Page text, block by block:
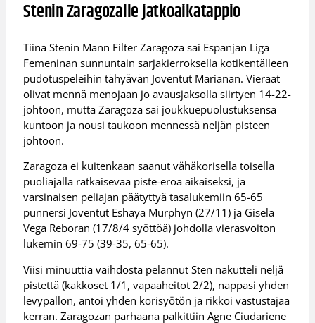
Stenin Zaragozalle jatkoaikatappio
Tiina Stenin Mann Filter Zaragoza sai Espanjan Liga
Femeninan sunnuntain sarjakierroksella kotikentälleen
pudotuspeleihin tähyävän Joventut Marianan. Vieraat
olivat mennä menojaan jo avausjaksolla siirtyen 14-22-
johtoon, mutta Zaragoza sai joukkuepuolustuksensa
kuntoon ja nousi taukoon mennessä neljän pisteen
johtoon.
Zaragoza ei kuitenkaan saanut vähäkorisella toisella
puoliajalla ratkaisevaa piste-eroa aikaiseksi, ja
varsinaisen peliajan päätyttyä tasalukemiin 65-65
punnersi Joventut Eshaya Murphyn (27/11) ja Gisela
Vega Reboran (17/8/4 syöttöä) johdolla vierasvoiton
lukemin 69-75 (39-35, 65-65).
Viisi minuuttia vaihdosta pelannut Sten nakutteli neljä
pistettä (kakkoset 1/1, vapaaheitot 2/2), nappasi yhden
levypallon, antoi yhden korisyötön ja rikkoi vastustajaa
kerran. Zaragozan parhaana palkittiin Agne Ciudariene